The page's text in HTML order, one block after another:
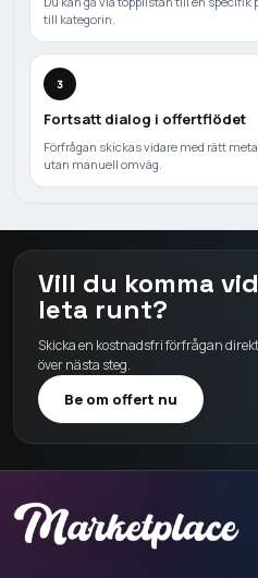
till kategorin.
3
Fortsatt dialog i offertflödet
Förfrågan skickas vidare med rätt
utan manuell omväg.
Vill du komma
leta runt?
Skicka en kostnadsfri förfrågan
över nästa steg.
Be om offert nu